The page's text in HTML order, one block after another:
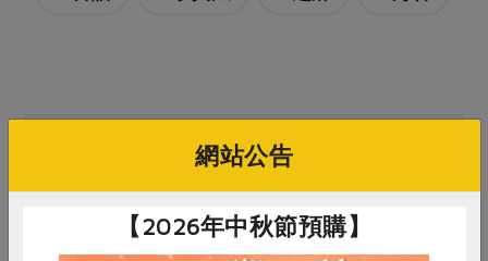
買回食材自己做
網站公告
【2026年中秋節預購】